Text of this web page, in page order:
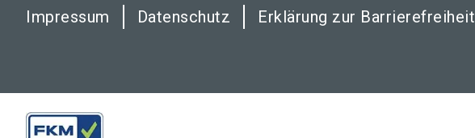
Impressum Datenschutz Erklärung zur Barrierefreiheit